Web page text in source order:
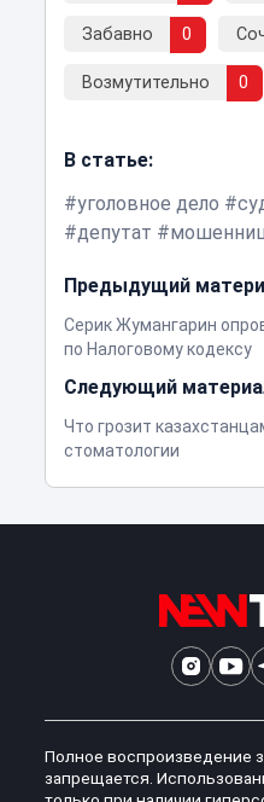
Забавно 0
Возмутительно 0
В статье:
уголовное дело
депутат
Предыдущий
Серик Жумангарин
по Налоговому кодексу
Следующий
Что грозит
стоматологии
Полное воспроизведение
запрещается.